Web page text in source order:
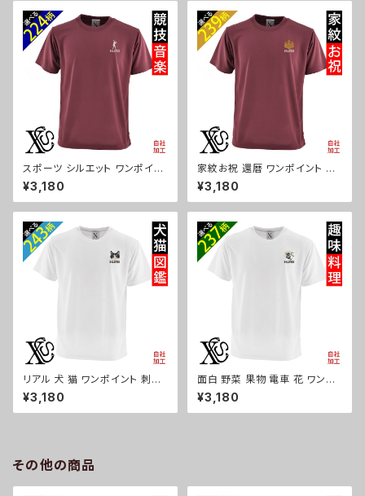
犬 チワワ シーズー シュナウザ
ー パグ コーイケルホンディエ
ビションフリーゼ クリスマス メ
ンズ レディース ori-am-tst7-r
10-s
ド 柄 クリスマス メンズ レディー
ス ori-am-tst7-r09-s
スポーツ シルエット ワンポイン
ト 刺繍 柔らかい肌触り 4.7オン
ス ドライ 半袖 Tシャツ シルキ-
タッチ 吸水速乾 UVカット 雑貨
卒業 記念品 部活 卒団 サッカー
バスケ テニス 誕生日 クリスマ
ス メンズ レディース ori-am-t
st7-r08-s
¥3,180
家紋お祝 還暦 ワンポイント 刺
繍 柔らかい肌触り 4.7オンス ド
ライ 半袖 Tシャツ シルキ-タッ
チ 吸水速乾 UVカット 雑貨 グッ
丸に 五瓜 桔梗 巴 藤 羽 菱 唐
花 木瓜 蔦 桐 クリスマス メンズ
レディース ori-am-tst7-r07-
s
¥3,180
リアル 犬 猫 ワンポイント 刺繍
柔らかい肌触り 4.7オンス ドラ
イ 半袖 Tシャツ シルキ-タッチ
吸水速乾 UVカット 雑貨 グッズ
ビションフリーゼ クリスマス メ
g10-s
¥3,180
面白 野菜 果物 電車 花 ワンポ
イント 刺繍 柔らかい肌触り 4.7
オンス ドライ 半袖 Tシャツ シル
キ-タッチ 吸水速乾 UVカット 雑
¥3,180
その他の商品